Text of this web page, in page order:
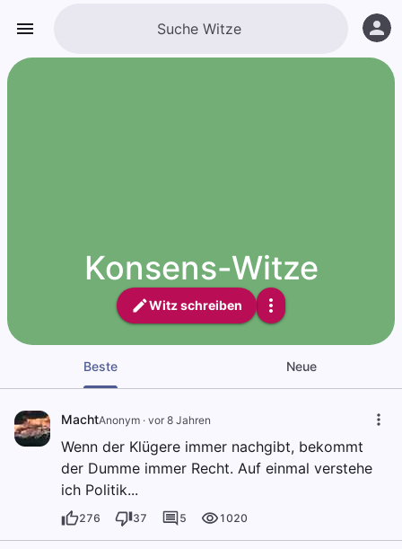
Konsens-Witze
Witz schreiben
Beste Neue
MachtAnonym · vor 8 Jahren
Wenn der Klügere immer nachgibt, bekommt
der Dumme immer Recht. Auf einmal verstehe
ich Politik...
276 37 5 1020